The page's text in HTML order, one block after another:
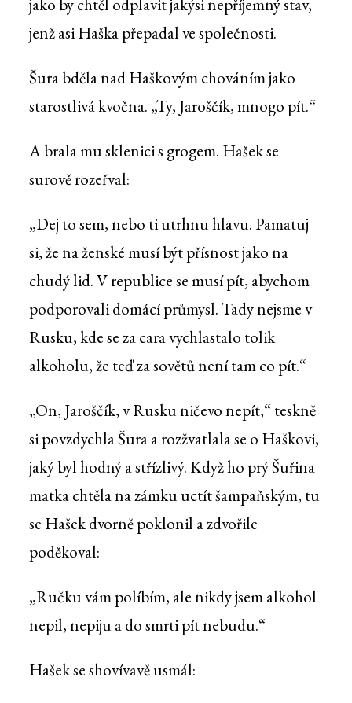
jako by chtěl odplavit jakýsi nepříjemný stav,
jenž asi Haška přepadal ve společnosti.
Šura bděla nad Haškovým chováním jako
starostlivá kvočna. „Ty, Jaroščík, mnogo pít.“
A brala mu sklenici s grogem. Hašek se
surově rozeřval:
„Dej to sem, nebo ti utrhnu hlavu. Pamatuj
si, že na ženské musí být přísnost jako na
chudý lid. V republice se musí pít, abychom
podporovali domácí průmysl. Tady nejsme v
Rusku, kde se za cara vychlastalo tolik
alkoholu, že teď za sovětů není tam co pít.“
„On, Jaroščík, v Rusku ničevo nepít,“ teskně
si povzdychla Šura a rozžvatlala se o Haškovi,
jaký byl hodný a střízlivý. Když ho prý Šuřina
matka chtěla na zámku uctít šampaňským, tu
se Hašek dvorně poklonil a zdvořile
poděkoval:
„Ručku vám políbím, ale nikdy jsem alkohol
nepil, nepiju a do smrti pít nebudu.“
Hašek se shovívavě usmál: